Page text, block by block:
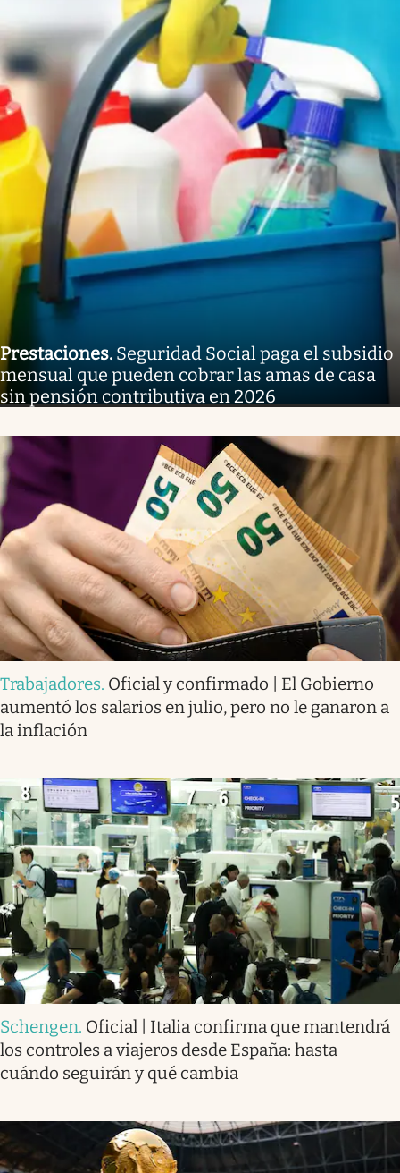
Prestaciones. Seguridad Social paga el subsidio
mensual que pueden cobrar las amas de casa
sin pensión contributiva en 2026
Trabajadores. Oficial y confirmado | El Gobierno
aumentó los salarios en julio, pero no le ganaron a
la inflación
Schengen. Oficial | Italia confirma que mantendrá
los controles a viajeros desde España: hasta
cuándo seguirán y qué cambia